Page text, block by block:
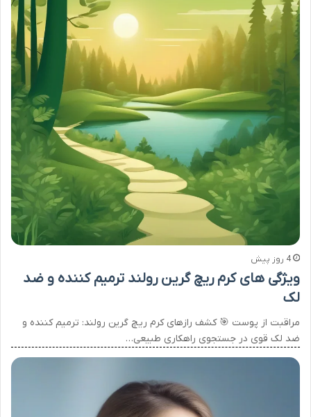
4 روز پیش
ویژگی های کرم ریچ گرین رولند ترمیم کننده و ضد
لک
مراقبت از پوست 🎯 کشف رازهای کرم ریچ گرین رولند: ترمیم کننده و
ضد لک قوی در جستجوی راهکاری طبیعی…